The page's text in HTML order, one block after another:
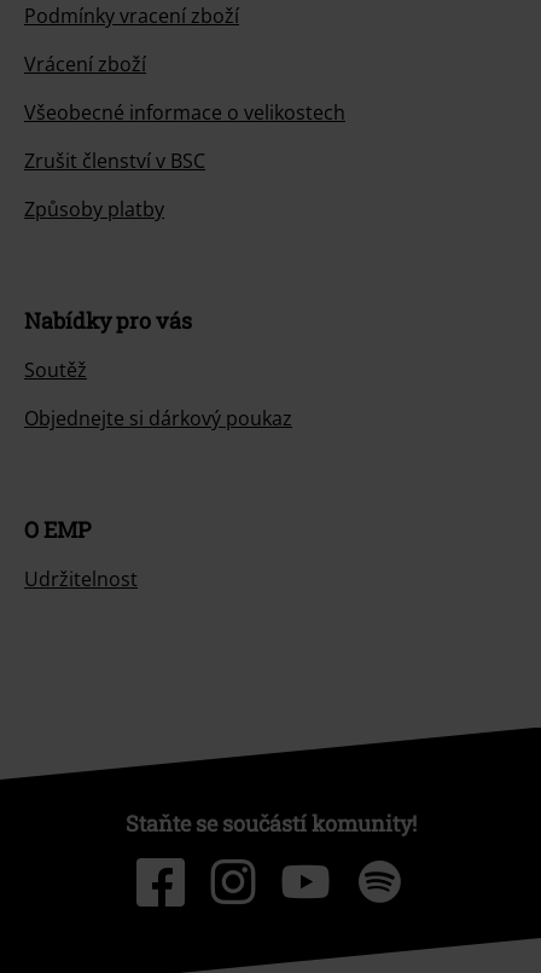
Podmínky vracení zboží
Vrácení zboží
Všeobecné informace o velikostech
Zrušit členství v BSC
Způsoby platby
Nabídky pro vás
Soutěž
Objednejte si dárkový poukaz
O EMP
Udržitelnost
Staňte se součástí komunity!